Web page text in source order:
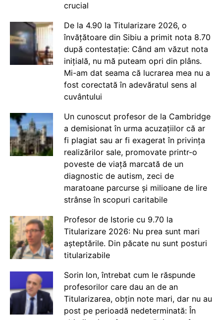
crucial
De la 4.90 la Titularizare 2026, o
învățătoare din Sibiu a primit nota 8.70
după contestație: Când am văzut nota
inițială, nu mă puteam opri din plâns.
Mi-am dat seama că lucrarea mea nu a
fost corectată în adevăratul sens al
cuvântului
Un cunoscut profesor de la Cambridge
a demisionat în urma acuzațiilor că ar
fi plagiat sau ar fi exagerat în privința
realizărilor sale, promovate printr-o
poveste de viață marcată de un
diagnostic de autism, zeci de
maratoane parcurse și milioane de lire
strânse în scopuri caritabile
Profesor de Istorie cu 9.70 la
Titularizare 2026: Nu prea sunt mari
așteptările. Din păcate nu sunt posturi
titularizabile
Sorin Ion, întrebat cum le răspunde
profesorilor care dau an de an
Titularizarea, obțin note mari, dar nu au
post pe perioadă nedeterminată: În